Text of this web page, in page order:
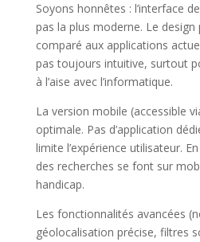
Soyons honnêtes : l’interface
pas la plus moderne. Le
comparé aux applications
pas toujours intuitive, surtout
à l’aise avec l’informatique.
La version mobile (accessible
optimale. Pas d’application
limite l’expérience utilisateur.
des recherches se font sur
handicap.
Les fonctionnalités avancées
géolocalisation précise, filtres